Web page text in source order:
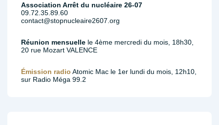
Association Arrêt du nucléaire 26-07
09.72.35.89.60
contact@stopnucleaire2607.org
Réunion mensuelle le 4ème mercredi du mois, 18h30,
20 rue Mozart VALENCE
Émission radio Atomic Mac le 1er lundi du mois, 12h10,
sur Radio Méga 99.2